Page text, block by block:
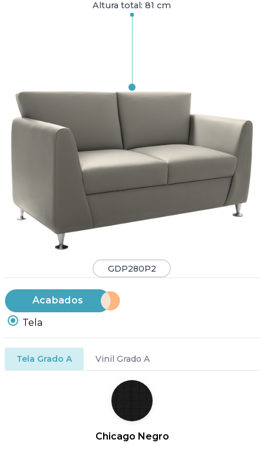
Altura total: 81 cm
GDP280P2
Acabados
Tela
Tela Grado A Vinil Grado A
Chicago Negro